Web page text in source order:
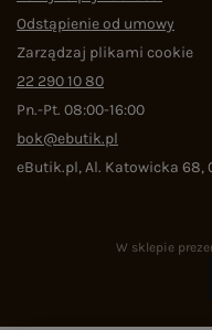
Odstąpienie od umowy
Zarządzaj plikami cookie
22 290 10 80
Pn.-Pt. 08:00-16:00
bok@ebutik.pl
eButik.pl,Al. Katowicka 68,
W sklepie